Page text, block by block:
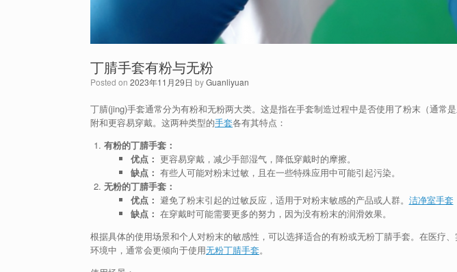
丁腈手套有粉与无粉
Posted on 2023年11月29日 byGuanliyuan
丁腈(jing)手套通常分为有粉和无粉两大类。这是指在手套制造过程中是否使用了粉末（通常
附和更容易穿戴。这两种类型的手套各有其特点：
有粉的丁腈手套：
优点： 更容易穿戴，减少手部湿气，降低穿戴时的摩擦。
缺点： 有些人可能对粉末过敏，且在一些特殊应用中可能引起污染。
无粉的丁腈手套：
优点： 避免了粉末引起的过敏反应，适用于对粉末敏感的产品或人群。 洁净室手套
缺点： 在穿戴时可能需要更多的努力，因为没有粉末的润滑效果。
根据具体的使用场景和个人对粉末的敏感性，可以选择适合的有粉或无粉丁腈手套。在医疗
环境中，通常会更倾向于使用无粉丁腈手套。